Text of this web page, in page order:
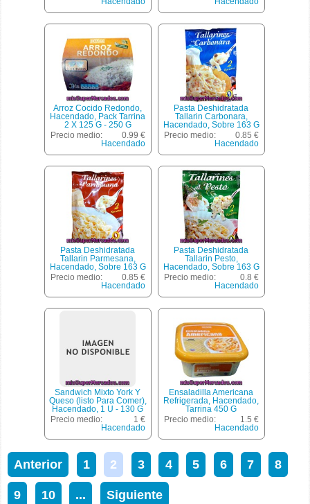
Arroz Cocido Redondo,
Hacendado, Pack Tarrina
2 X 125 G - 250 G
Precio medio:
0.99 €
Hacendado
Pasta Deshidratada
Tallarin Carbonara,
Hacendado, Sobre 163 G
Precio medio:
0.85 €
Hacendado
Pasta Deshidratada
Tallarin Parmesana,
Hacendado, Sobre 163 G
Precio medio:
0.85 €
Hacendado
Pasta Deshidratada
Tallarin Pesto,
Hacendado, Sobre 163 G
Precio medio:
0.8 €
Hacendado
Sandwich Mixto York Y
Queso (listo Para Comer),
Hacendado, 1 U - 130 G
(envasado 2 Mitades)
Precio medio:
1 €
Hacendado
Ensaladilla Americana
Refrigerada, Hacendado,
Tarrina 450 G
Precio medio:
1.5 €
Hacendado
Anterior 1 2 3 4 5 6 7 8
9 10 ... Siguiente